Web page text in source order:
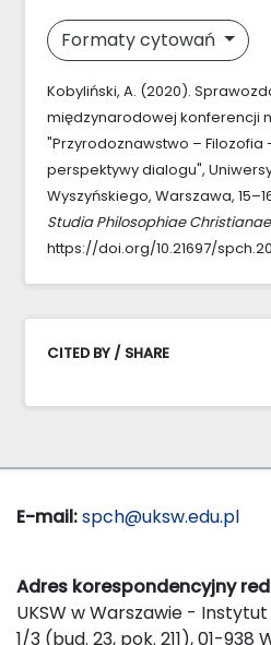
Formaty cytowań
Kobyliński, A. (2020).
międzynarodowej konferencji
"Przyrodoznawstwo – Filozofia
perspektywy dialogu",
Wyszyńskiego, Warszawa,
Studia Philosophiae Christianae
https://doi.org/10.21697/
CITED BY / SHARE
E-mail:spch@uksw.edu.pl
Adres korespondencyjny
UKSW w Warszawie -
1/3 (bud. 23, pok. 211), 01-938